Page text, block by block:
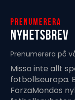
Prenumerera
Nyhetsbrev
Prenumerera på
Missa inte allt
fotbollseuropa.
ForzaMondos